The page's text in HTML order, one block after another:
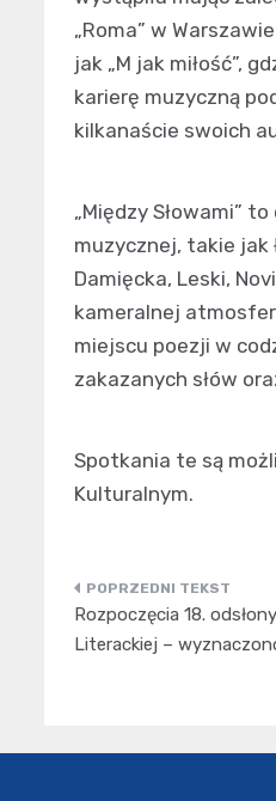
„Roma” w
jak „M jak miłość”,
karierę muzyczną
kilkanaście swoich
„Między Słowami”
muzycznej, takie jak
Damięcka, Leski,
kameralnej
miejscu poezji w
zakazanych słów
Spotkania te są
Kulturalnym.
Nawigacja
wpisu
Rozpoczęcia 18.
Literackiej –